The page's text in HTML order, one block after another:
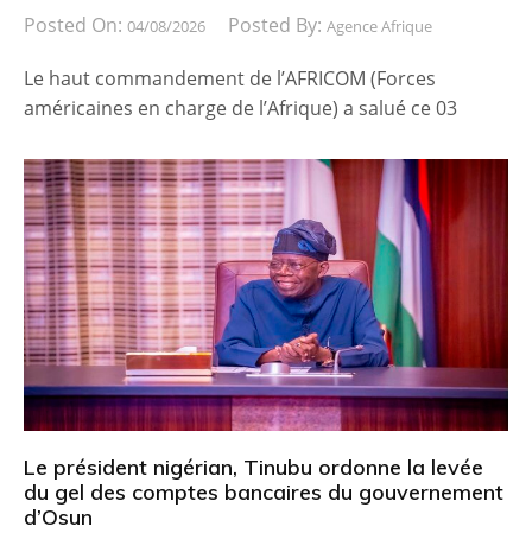
Posted On: 04/08/2026 Posted By: Agence Afrique
Le haut commandement de l’AFRICOM (Forces
américaines en charge de l’Afrique) a salué ce 03
Le président nigérian, Tinubu ordonne la levée
du gel des comptes bancaires du gouvernement
d’Osun